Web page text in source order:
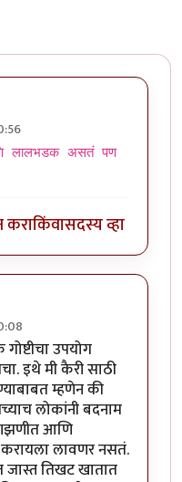
byजेम्स वांड
लालभडक असतं पण
कराकिंवासदस्य व्हा
byउपयोजक
उपयोग
इथे मी कैरी साठी
म्हणेन की
लोकांनी बदनाम
आणि
लावणर नसतं.
जास्त तिखट खातात